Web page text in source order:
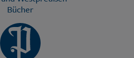
Bücher